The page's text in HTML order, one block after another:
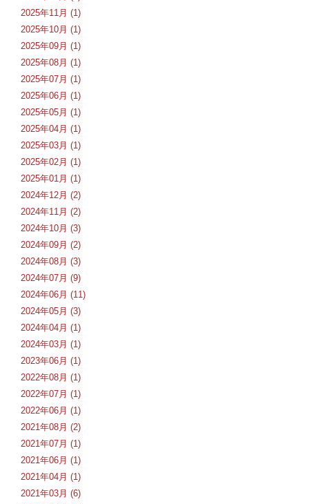
2025年11月 (1)
2025年10月 (1)
2025年09月 (1)
2025年08月 (1)
2025年07月 (1)
2025年06月 (1)
2025年05月 (1)
2025年04月 (1)
2025年03月 (1)
2025年02月 (1)
2025年01月 (1)
2024年12月 (2)
2024年11月 (2)
2024年10月 (3)
2024年09月 (2)
2024年08月 (3)
2024年07月 (9)
2024年06月 (11)
2024年05月 (3)
2024年04月 (1)
2024年03月 (1)
2023年06月 (1)
2022年08月 (1)
2022年07月 (1)
2022年06月 (1)
2021年08月 (2)
2021年07月 (1)
2021年06月 (1)
2021年04月 (1)
2021年03月 (6)